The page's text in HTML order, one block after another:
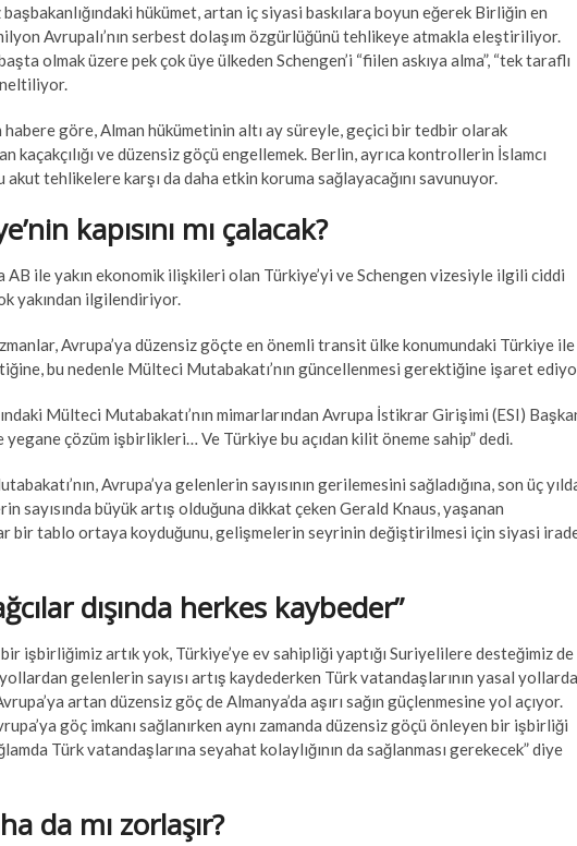
hükümet, artan iç siyasi baskılara boyun eğerek Birliğin en
Avrupalı’nın serbest dolaşım özgürlüğünü tehlikeye atmakla eleştiriliyor.
olmak üzere pek çok üye ülkeden Schengen’i “fiilen askıya alma”, “tek taraflı
habere göre, Alman hükümetinin altı ay süreyle, geçici bir tedbir olarak
kaçakçılığı ve düzensiz göçü engellemek. Berlin, ayrıca kontrollerin İslamcı
tehlikelere karşı da daha etkin koruma sağlayacağını savunuyor.
kapısını mı çalacak?
AB ile yakın ekonomik ilişkileri olan Türkiye’yi ve Schengen vizesiyle ilgili ciddi
yakından ilgilendiriyor.
Avrupa’ya düzensiz göçte en önemli transit ülke konumundaki Türkiye ile
bu nedenle Mülteci Mutabakatı’nın güncellenmesi gerektiğine işaret
Mülteci Mutabakatı’nın mimarlarından Avrupa İstikrar Girişimi (ESI)
çözüm işbirlikleri… Ve Türkiye bu açıdan kilit öneme sahip” dedi.
Avrupa’ya gelenlerin sayısının gerilemesini sağladığına, son üç
sayısında büyük artış olduğuna dikkat çeken Gerald Knaus, yaşanan
bir tablo ortaya koyduğunu, gelişmelerin seyrinin değiştirilmesi için siyasi
dışında herkes kaybeder”
bir işbirliğimiz artık yok, Türkiye’ye ev sahipliği yaptığı Suriyelilere desteğimiz de
yollardan gelenlerin sayısı artış kaydederken Türk vatandaşlarının yasal
artan düzensiz göç de Almanya’da aşırı sağın güçlenmesine yol açıyor.
göç imkanı sağlanırken aynı zamanda düzensiz göçü önleyen bir işbirliği
Türk vatandaşlarına seyahat kolaylığının da sağlanması gerekecek” diye
da mı zorlaşır?